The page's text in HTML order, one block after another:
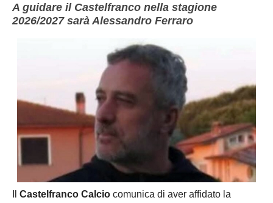
A guidare il Castelfranco nella stagione
2026/2027 sarà Alessandro Ferraro
Castelfranco Calcio comunica di aver affidato la